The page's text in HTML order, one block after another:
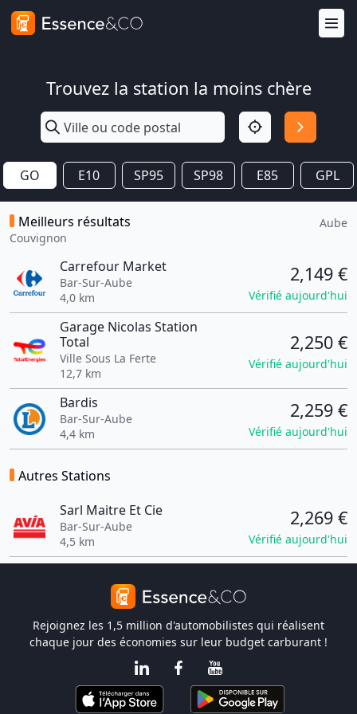
Trouvez la station la moins chère
GO E10 SP95 SP98 E85 GPL
Meilleurs résultats
Couvignon
Aube
Carrefour Market
Bar-Sur-Aube
4,0 km
2,149 €
Vérifié aujourd'hui
Garage Nicolas Station
Total
Ville Sous La Ferte
12,7 km
2,250 €
Vérifié aujourd'hui
Bardis
Bar-Sur-Aube
4,4 km
2,259 €
Vérifié aujourd'hui
Autres Stations
Sarl Maitre Et Cie
Bar-Sur-Aube
4,5 km
2,269 €
Vérifié aujourd'hui
Rejoignez les 1,5 million d'automobilistes qui réalisent
chaque jour des économies sur leur budget carburant !